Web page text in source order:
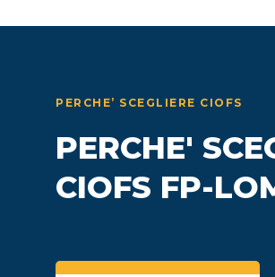
PERCHE’ SCEGLIERE CIOFS
PERCHE'
CIOFS FP-